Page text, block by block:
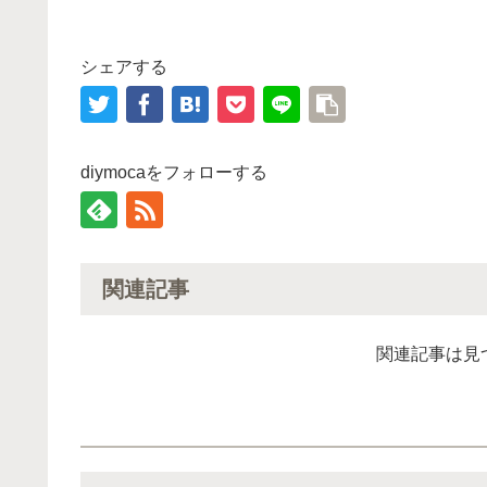
シェアする
diymocaをフォローする
関連記事
関連記事は見